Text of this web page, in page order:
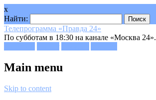
x
Найти:
Телепрограмма «Правда 24»
По субботам в 18:30 на канале «Москва 24».
Main menu
Skip to content